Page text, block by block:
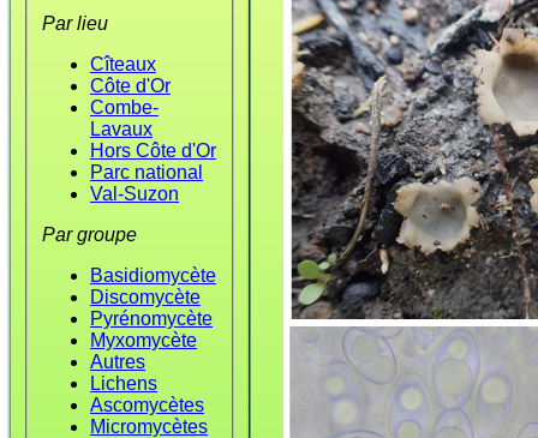
Par lieu
Cîteaux
Côte d'Or
Combe-
Lavaux
Hors Côte d'Or
Parc national
Val-Suzon
Par groupe
Basidiomycète
Discomycète
Pyrénomycète
Myxomycète
Autres
Lichens
Ascomycètes
Micromycètes